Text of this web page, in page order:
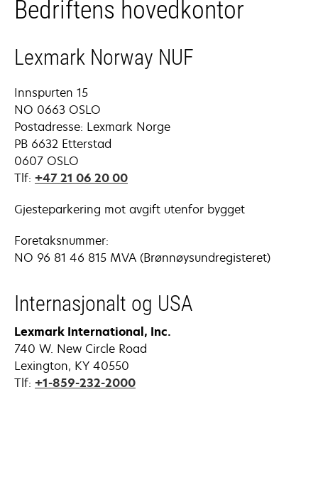
in
a
tab
Bedriftens hovedkontor
Lexmark Norway NUF
Innspurten 15
NO 0663 OSLO
Postadresse: Lexmark Norge
PB 6632 Etterstad
0607 OSLO
Tlf: +47 21 06 20 00
Gjesteparkering mot avgift utenfor bygget
Foretaksnummer:
NO 96 81 46 815 MVA (Brønnøysundregisteret)
Internasjonalt og USA
Lexmark International, Inc.
740 W. New Circle Road
Lexington, KY 40550
Tlf: +1-859-232-2000